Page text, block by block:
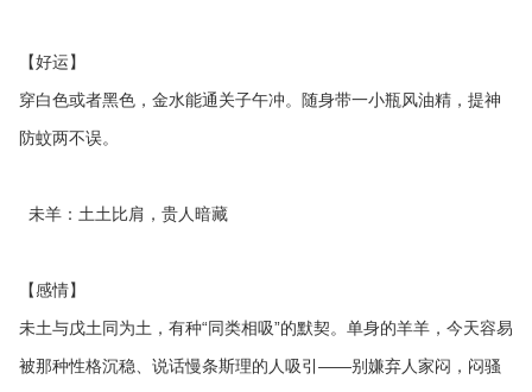
【好运】
穿白色或者黑色，金水能通关子午冲。随身带一小瓶风油精，提神
防蚊两不误。
未羊：土土比肩，贵人暗藏
【感情】
未土与戊土同为土，有种“同类相吸”的默契。单身的羊羊，今天容易
被那种性格沉稳、说话慢条斯理的人吸引——别嫌弃人家闷，闷骚